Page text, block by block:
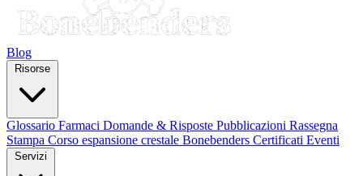
Blog
Glossario Farmaci Domande & Risposte Pubblicazioni Rassegna
Stampa Corso espansione crestale Bonebenders Certificati Eventi